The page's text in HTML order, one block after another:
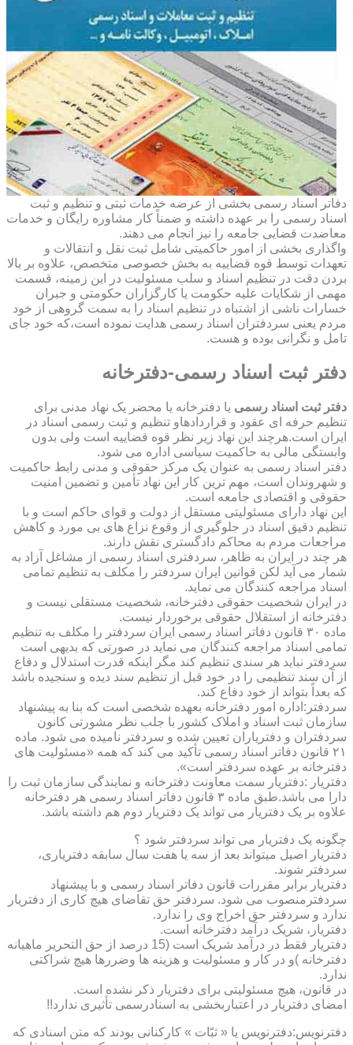
دفاتر اسناد رسمی بخشی از عرضه خدمات ثبتی و تنظیم و ثبت
اسناد رسمی را بر عهده داشته و ضمناً کار مشاوره رایگان و خدمات
معاضدت قضایی جامعه را نیز انجام می دهند.
واگذاری بخشی از امور حاکمیتی شامل ثبت نقل و انتقالات و
تعهدات توسط قوه قضاییه به بخش خصوصی متخصص، علاوه بر بالا
بردن دقت در تنظیم اسناد و سلب مسئولیت در این زمینه، قسمت
مهمی از شکایات علیه حکومت یا کارگزاران حکومتی و جبران
خسارات ناشی از اشتباه در تنظیم اسناد را به سمت گروهی از خود
مردم یعنی سردفتران اسناد رسمی هدایت نموده است،که خود جای
تامل و نگرانی بوده و هست.
دفتر ثبت اسناد رسمی-دفترخانه
دفتر ثبت اسناد رسمی یا دفترخانه یا محضر یک نهاد مدنی برای
تنظیم حرفه ای عقود و قراردادهاو تنظیم و ثبت رسمی اسناد در
ایران است.هرچند این نهاد زیر نظر قوه قضاییه است ولی بدون
وابستگی مالی به حاکمیت سیاسی اداره می شود.
دفتر اسناد رسمی به عنوان یک مرکز حقوقی و مدنی رابط حاکمیت
و شهروندان است، مهم ترین کار این نهاد تأمین و تضمین امنیت
حقوقی و اقتصادی جامعه است.
این نهاد دارای مسئولیتی مستقل از دولت و قوای حاکم است و با
تنظیم دقیق اسناد در جلوگیری از وقوع نزاع های بی مورد و کاهش
مراجعات مردم به محاکم دادگستری نقش دارند.
هر چند در ایران به ظاهر، سردفتری اسناد رسمی از مشاغل آزاد به
شمار می آید لکن قوانین ایران سردفتر را مکلف به تنظیم تمامی
اسناد مراجعه کنندگان می نماید.
در ایران شخصیت حقوقی دفترخانه، شخصیت مستقلی نیست و
دفترخانه از استقلال حقوقی برخوردار نیست.
ماده ۳۰ قانون دفاتر اسناد رسمی ایران سردفتر را مکلف به تنظیم
تمامی اسناد مراجعه کنندگان می نماید در صورتی که بدیهی است
سردفتر نباید هر سندی تنظیم کند مگر اینکه قدرت استدلال و دفاع
از آن سند تنظیمی را در خود قبل از تنظیم سند دیده و سنجیده باشد
که بعداً بتواند از خود دفاع کند.
سردفتر:اداره امور دفترخانه بعهده شخصی است که بنا به پیشنهاد
سازمان ثبت اسناد و املاک کشور با جلب نظر مشورتی کانون
سردفتران و دفتریاران تعیین شده و سردفتر نامیده می شود. ماده
۲۱ قانون دفاتر اسناد رسمی تأکید می کند که همه «مسئولیت های
دفترخانه بر عهده سردفتر است».
دفتریار :دفتریار سمت معاونت دفترخانه و نمایندگی سازمان ثبت را
دارا می باشد.طبق ماده ۳ قانون دفاتر اسناد رسمی هر دفترخانه
علاوه بر یک دفتریار می تواند یک دفتریار دوم هم داشته باشد.
چگونه یک دفتریار می تواند سردفتر شود ؟
دفتریار اصیل میتواند بعد از سه یا هفت سال سابقه دفتریاری،
سردفتر شوند.
دفتریار برابر مقررات قانون دفاتر اسناد رسمی و با پیشنهاد
سردفترمنصوب می شود. سردفتر حق تقاضای هیچ کاری از دفتریار
ندارد و سردفتر حق اخراج وی را ندارد.
دفتریار، شریک درآمد دفترخانه است.
دفتریار فقط در درآمد شریک است (15 درصد از حق التحریر ماهیانه
دفترخانه )و در کار و مسئولیت و هزینه ها وضررها هیچ شراکتی
ندارد.
در قانون، هیچ مسئولیتی برای دفتریار ذکر نشده است.
امضای دفتریار در اعتباربخشی به اسنادرسمی تأثیری ندارد!!
دفترنویس:دفترنویس یا « ثبّات » کارکنانی بودند که متن اسنادی که